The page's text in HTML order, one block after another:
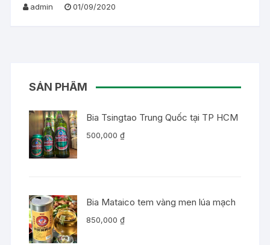
admin 01/09/2020
SẢN PHẨM
Bia Tsingtao Trung Quốc tại TP HCM
500,000₫
Bia Mataico tem vàng men lúa mạch
850,000₫